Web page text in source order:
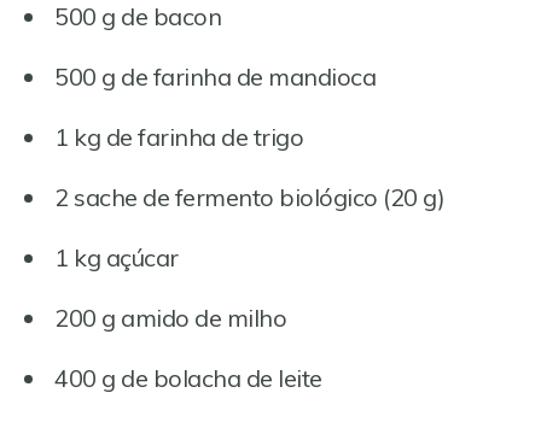
500 g de bacon
500 g de farinha de mandioca
1 kg de farinha de trigo
2 sache de fermento biológico (20 g)
1 kg açúcar
200 g amido de milho
400 g de bolacha de leite